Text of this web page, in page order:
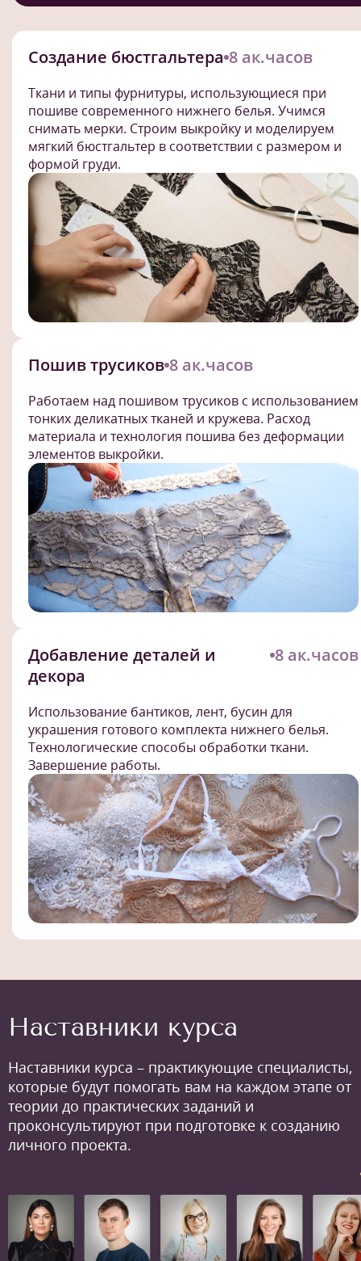
Создание бюстгальтера 8 ак.часов
Ткани и типы фурнитуры, использующиеся при
пошиве современного нижнего белья. Учимся
снимать мерки. Строим выкройку и моделируем
мягкий бюстгальтер в соответствии с размером и
формой груди.
Пошив трусиков 8 ак.часов
Работаем над пошивом трусиков с использованием
тонких деликатных тканей и кружева. Расход
материала и технология пошива без деформации
элементов выкройки.
Добавление деталей и
декора
8 ак.часов
Использование бантиков, лент, бусин для
украшения готового комплекта нижнего белья.
Технологические способы обработки ткани.
Завершение работы.
Наставники курса
Наставники курса – практикующие специалисты,
которые будут помогать вам на каждом этапе от
теории до практических заданий и
проконсультируют при подготовке к созданию
личного проекта.